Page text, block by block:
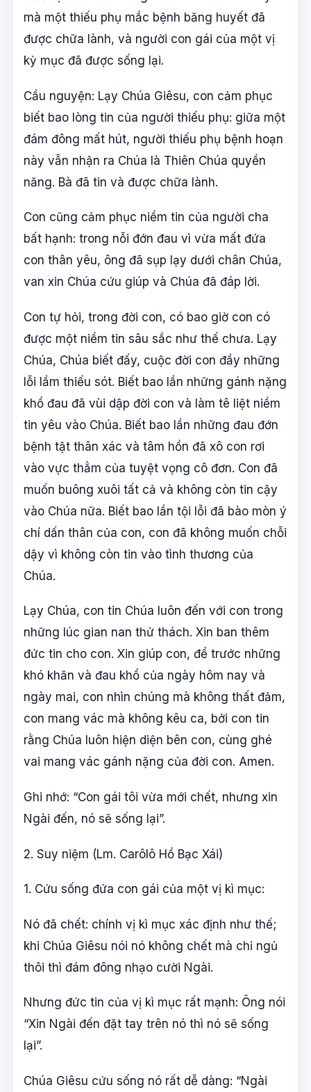
mà một thiếu phụ mắc bệnh băng huyết đã
được chữa lành, và người con gái của một vị
kỳ mục đã được sống lại.
Cầu nguyện: Lạy Chúa Giêsu, con cảm phục
biết bao lòng tin của người thiếu phụ: giữa một
đám đông mất hút, người thiếu phụ bệnh hoạn
này vẫn nhận ra Chúa là Thiên Chúa quyền
năng. Bà đã tin và được chữa lành.
Con cũng cảm phục niềm tin của người cha
bất hạnh: trong nỗi đớn đau vì vừa mất đứa
con thân yêu, ông đã sụp lạy dưới chân Chúa,
van xin Chúa cứu giúp và Chúa đã đáp lời.
Con tự hỏi, trong đời con, có bao giờ con có
được một niềm tin sâu sắc như thế chưa. Lạy
Chúa, Chúa biết đấy, cuộc đời con đầy những
lỗi lầm thiếu sót. Biết bao lần những gánh nặng
khổ đau đã vùi dập đời con và làm tê liệt niềm
tin yêu vào Chúa. Biết bao lần những đau đớn
bệnh tật thân xác và tâm hồn đã xô con rơi
vào vực thẳm của tuyệt vọng cô đơn. Con đã
muốn buông xuôi tất cả và không còn tin cậy
vào Chúa nữa. Biết bao lần tội lỗi đã bào mòn ý
chí dấn thân của con, con đã không muốn chỗi
dậy vì không còn tin vào tình thương của
Chúa.
Lạy Chúa, con tin Chúa luôn đến với con trong
những lúc gian nan thử thách. Xin ban thêm
đức tin cho con. Xin giúp con, để trước những
khó khăn và đau khổ của ngày hôm nay và
ngày mai, con nhìn chúng mà không thất đảm,
con mang vác mà không kêu ca, bởi con tin
rằng Chúa luôn hiện diện bên con, cùng ghé
vai mang vác gánh nặng của đời con. Amen.
Ghi nhớ: “Con gái tôi vừa mới chết, nhưng xin
Ngài đến, nó sẽ sống lại”.
2. Suy niệm (Lm. Carôlô Hồ Bạc Xái)
1. Cứu sống đứa con gái của một vị kì mục:
Nó đã chết: chính vị kì mục xác định như thế;
khi Chúa Giêsu nói nó không chết mà chỉ ngủ
thôi thì đám đông nhạo cười Ngài.
Nhưng đức tin của vị kì mục rất mạnh: Ông nói
“Xin Ngài đến đặt tay trên nó thì nó sẽ sống
lại”.
Chúa Giêsu cứu sống nó rất dễ dàng: “Ngài